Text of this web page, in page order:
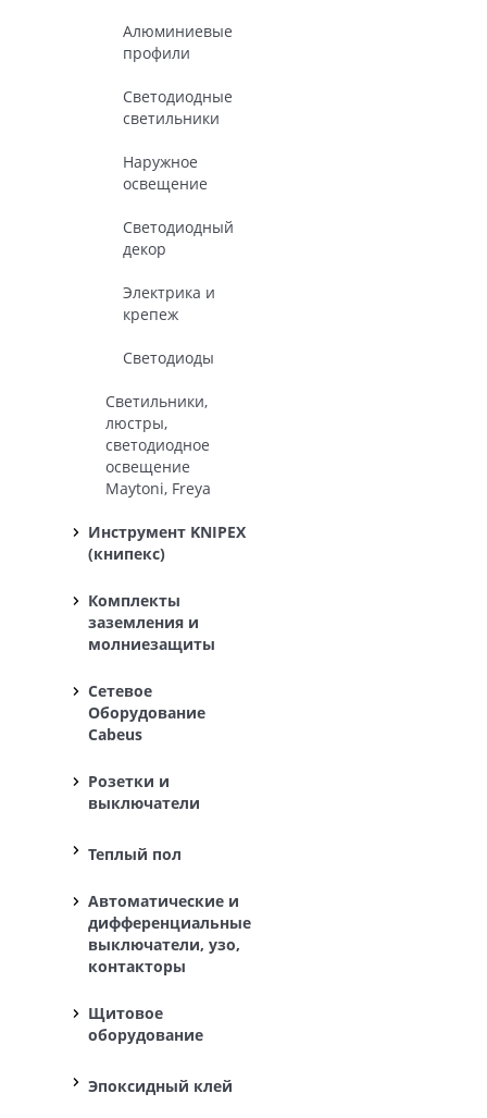
Алюминиевые
профили
Светодиодные
светильники
Наружное
освещение
Светодиодный
декор
Электрика и
крепеж
Светодиоды
Светильники,
люстры,
светодиодное
освещение
Maytoni, Freya
Инструмент KNIPEX
(книпекс)
Комплекты
заземления и
молниезащиты
Сетевое
Оборудование
Cabeus
Розетки и
выключатели
Теплый пол
Автоматические и
дифференциальные
выключатели, узо,
контакторы
Щитовое
оборудование
Эпоксидный клей